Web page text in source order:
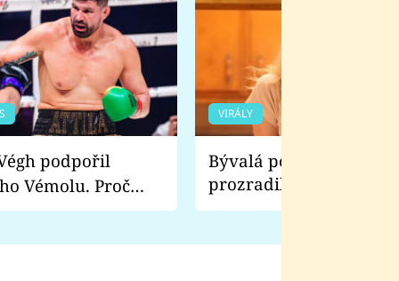
Vémolu. Proč
zápasit s ním než
VIRÁLY
Bývalá pornoherečka
prozradila, co ji
natáčení Euforie.